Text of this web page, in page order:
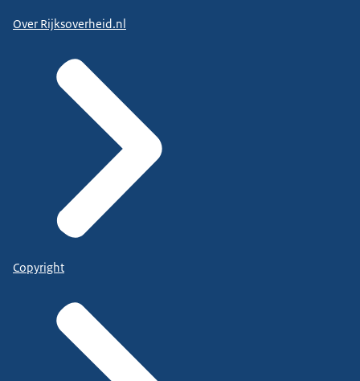
Over Rijksoverheid.nl
Copyright